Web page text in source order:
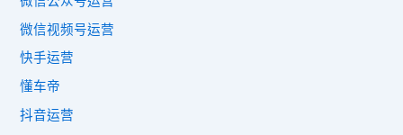
微信视频号运营
快手运营
懂车帝
抖音运营